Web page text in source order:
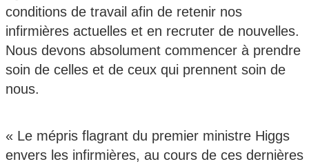
conditions de travail afin de retenir nos
infirmières actuelles et en recruter de nouvelles.
Nous devons absolument commencer à prendre
soin de celles et de ceux qui prennent soin de
nous.
« Le mépris flagrant du premier ministre Higgs
envers les infirmières, au cours de ces dernières